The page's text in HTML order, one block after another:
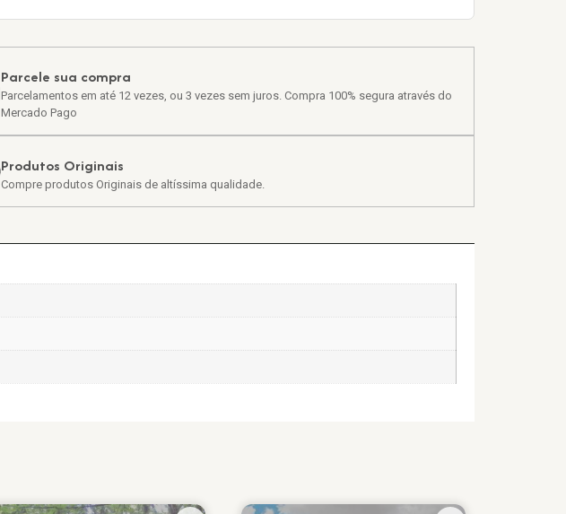
Parcele sua compra
Parcelamentos em até 12 vezes, ou 3 vezes sem juros. Compra 100% segura através do
Mercado Pago
Produtos Originais
Compre produtos Originais de altíssima qualidade.